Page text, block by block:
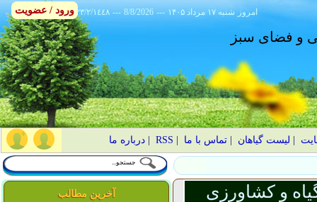
٢٣/٢/١٤٤٨ --- 8/8/2026 --- ۱۴۰۵ شنبه ۱۷ مرداد امروز
و فضای سبز
لیست گیاهان |تماس با ما RSS
|درباره ما
آخرین مطالب و کشاورزی
ورود / عضویت